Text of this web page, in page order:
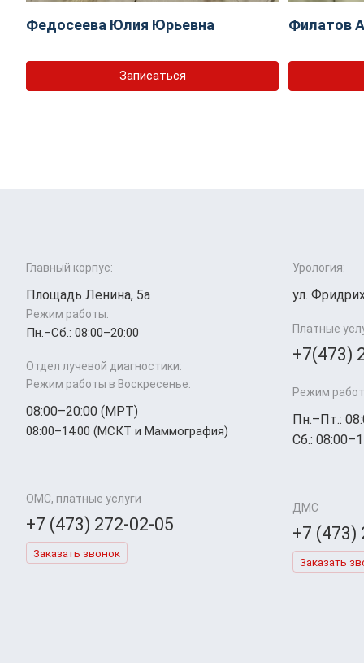
Федосеева Юлия Юрьевна
Записаться
Филатов
Главный корпус:
Площадь Ленина, 5а
Режим работы:
Пн.–Cб.: 08:00–20:00
Отдел лучевой диагностики:
Режим работы в Воскресенье:
08:00–20:00 (МРТ)
08:00–14:00 (МСКТ и Маммография)
ОМС, платные услуги
+7 (473) 272-02-05
Заказать звонок
Урология:
ул.
Платные
+7(473)
Режим
Пн.–Пт.:
Сб.:
ДМС
+7 (473)
Заказать